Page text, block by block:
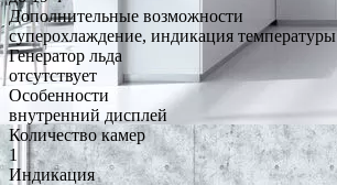
Дополнительные возможности
суперохлаждение, индикация температуры
Генератор льда
отсутствует
Особенности
внутренний дисплей
Количество камер
1
Индикация